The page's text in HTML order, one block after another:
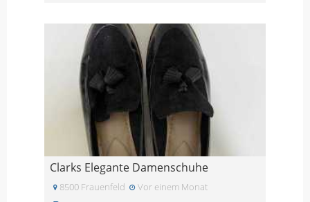
Clarks Elegante Damenschuhe
8500 Frauenfeld Vor einem Monat